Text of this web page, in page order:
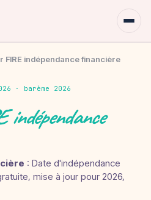
FIRE indépendance financière
· barème 2026
indépendance
: Date d'indépendance
mise à jour pour 2026,